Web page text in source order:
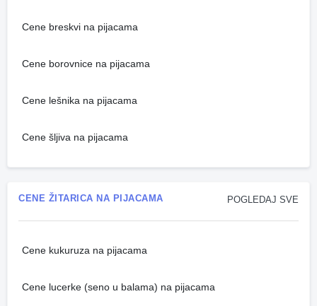
Cene breskvi na pijacama
Cene borovnice na pijacama
Cene lešnika na pijacama
Cene šljiva na pijacama
POGLEDAJ SVE
CENE ŽITARICA NA PIJACAMA
Cene kukuruza na pijacama
Cene lucerke (seno u balama) na pijacama